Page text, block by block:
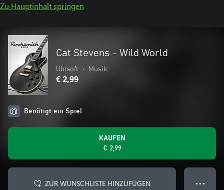
Zu Hauptinhalt springen
Cat Stevens - Wild World
Ubisoft • Musik
€ 2,99
Benötigt ein Spiel
KAUFEN
€ 2,99
ZUR WUNSCHLISTE HINZUFÜGEN ● ● ●